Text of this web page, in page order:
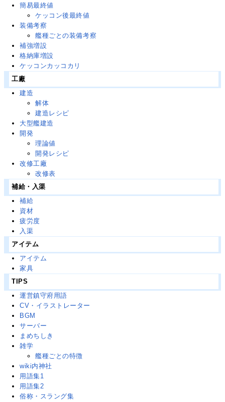
簡易最終値
ケッコン後最終値
装備考察
艦種ごとの装備考察
補強増設
格納庫増設
ケッコンカッコカリ
工廠
建造
解体
建造レシピ
大型艦建造
開発
理論値
開発レシピ
改修工廠
改修表
補給・入渠
補給
資材
疲労度
入渠
アイテム
アイテム
家具
TIPS
運営鎮守府用語
CV・イラストレーター
BGM
サーバー
まめちしき
雑学
艦種ごとの特徴
wiki内神社
用語集1
用語集2
俗称・スラング集